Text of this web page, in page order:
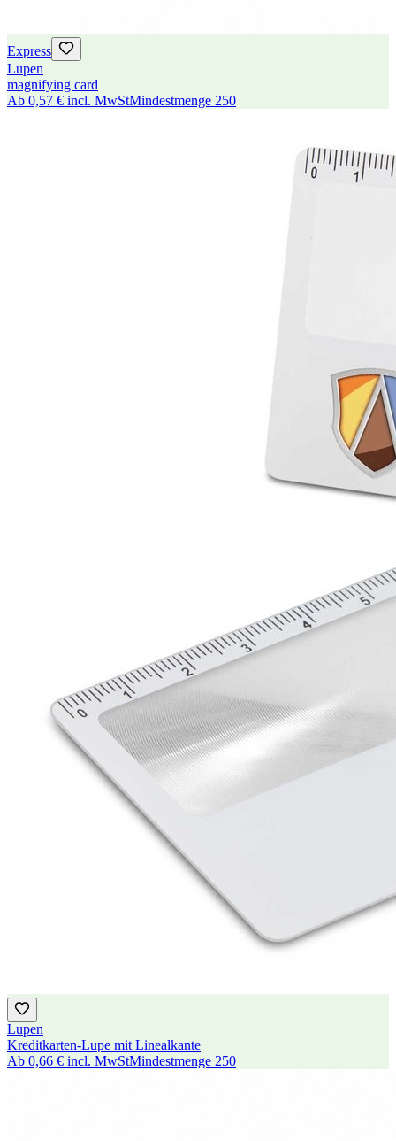
Express
Lupen
magnifying card
Ab 0,57 € incl. MwStMindestmenge 250
Lupen
Kreditkarten-Lupe mit Linealkante
Ab 0,66 € incl. MwStMindestmenge 250